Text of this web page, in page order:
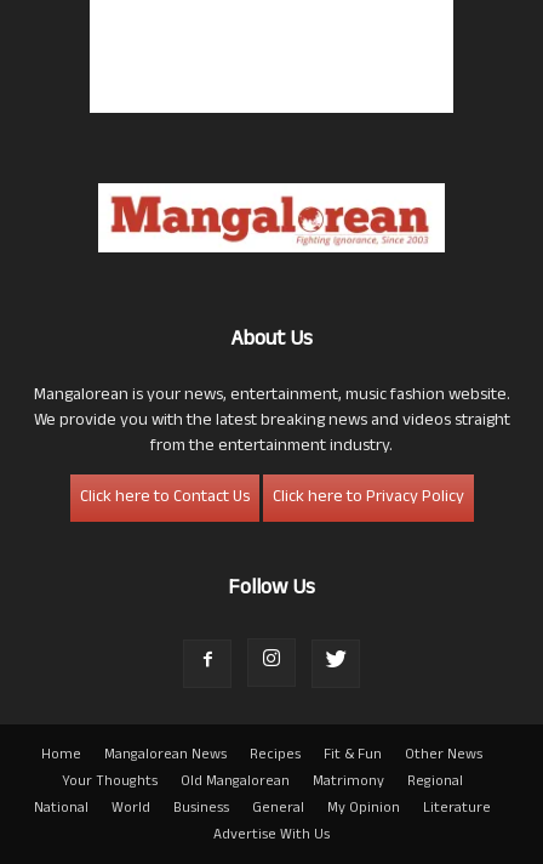
About Us
Mangalorean is your news, entertainment, music fashion website.
We provide you with the latest breaking news and videos straight
from the entertainment industry.
Click here to Contact Us
Click here to Privacy Policy
Follow Us
Home Mangalorean News Recipes Fit & Fun
Other News
Your Thoughts
Old Mangalorean Matrimony
Regional
National
World Business General My Opinion
Literature
Advertise With Us